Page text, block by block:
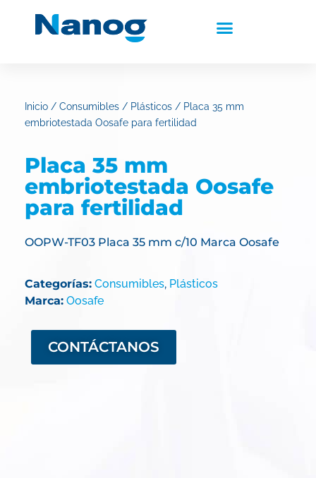
Inicio / Consumibles / Plásticos / Placa 35 mm
embriotestada Oosafe para fertilidad
Placa 35 mm
embriotestada Oosafe
para fertilidad
OOPW-TF03 Placa 35 mm c/10 Marca Oosafe
Categorías: Consumibles, Plásticos
Marca: Oosafe
CONTÁCTANOS